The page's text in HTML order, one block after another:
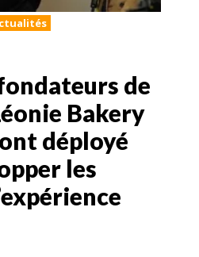
de
Bakery
déployé
les